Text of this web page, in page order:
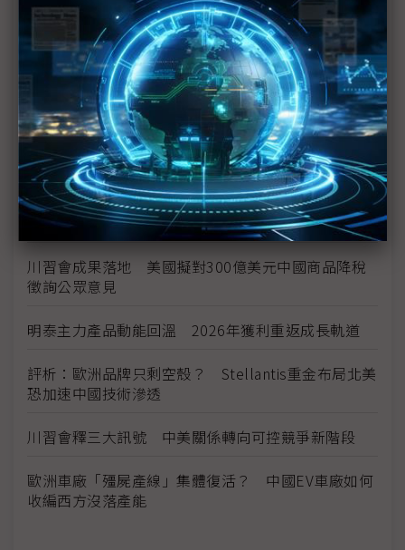
中資背景也能過關 Volvo獲白宮豁免可繼續在美賣
裕隆國產、外銷同步並進 嚴陳莉蓮：AI賦能強化核
心競爭力與轉型
茂林加速東南亞布局 越南新廠2Q量產、泰國建廠規
畫隨後上
川普關稅再退款206億美元 CBP同步修正兩週前烏
龍數字
川習會成果落地 美國擬對300億美元中國商品降稅
徵詢公眾意見
明泰主力產品動能回溫 2026年獲利重返成長軌道
評析：歐洲品牌只剩空殼？ Stellantis重金布局北美
恐加速中國技術滲透
川習會釋三大訊號 中美關係轉向可控競爭新階段
歐洲車廠「殭屍產線」集體復活？ 中國EV車廠如何
收編西方沒落產能